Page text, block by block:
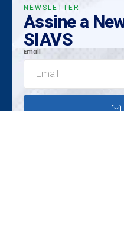
NEWSLETTER
Assine a
SIAVS
Email